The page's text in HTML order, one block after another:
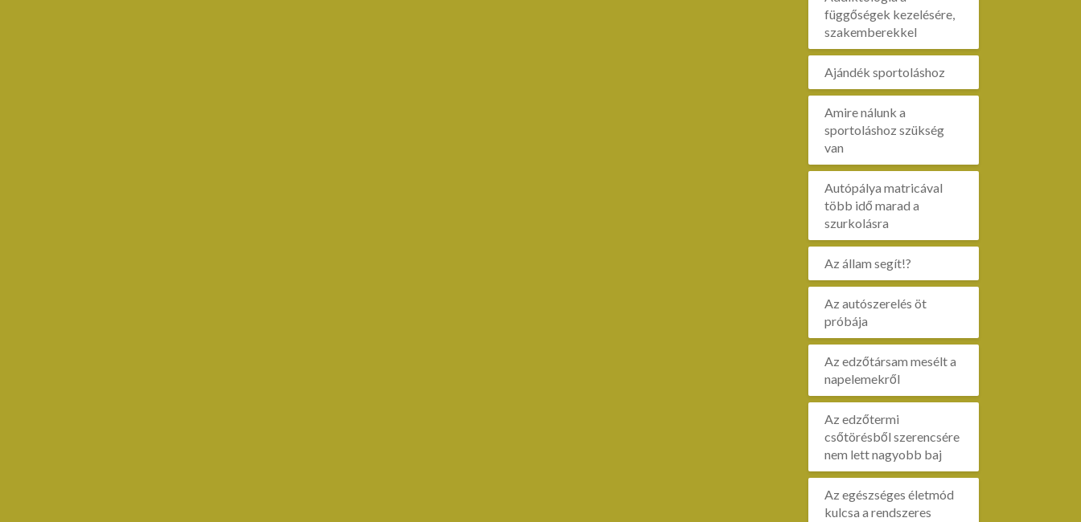
függőségek kezelésére,
szakemberekkel
Ajándék sportoláshoz
Amire nálunk a
sportoláshoz szükség
van
Autópálya matricával
több idő marad a
szurkolásra
Az állam segít!?
Az autószerelés öt
próbája
Az edzőtársam mesélt a
napelemekről
Az edzőtermi
csőtörésből szerencsére
nem lett nagyobb baj
Az egészséges életmód
kulcsa a rendszeres